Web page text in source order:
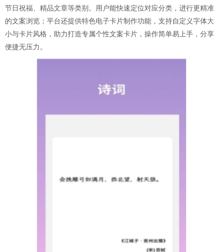
节日祝福、精品文章等类别。用户能快速定位对应分类，进行更精准
的文案浏览；平台还提供特色电子卡片制作功能，支持自定义字体大
小与卡片风格，助力打造专属个性文案卡片，操作简单易上手，分享
便捷无压力。